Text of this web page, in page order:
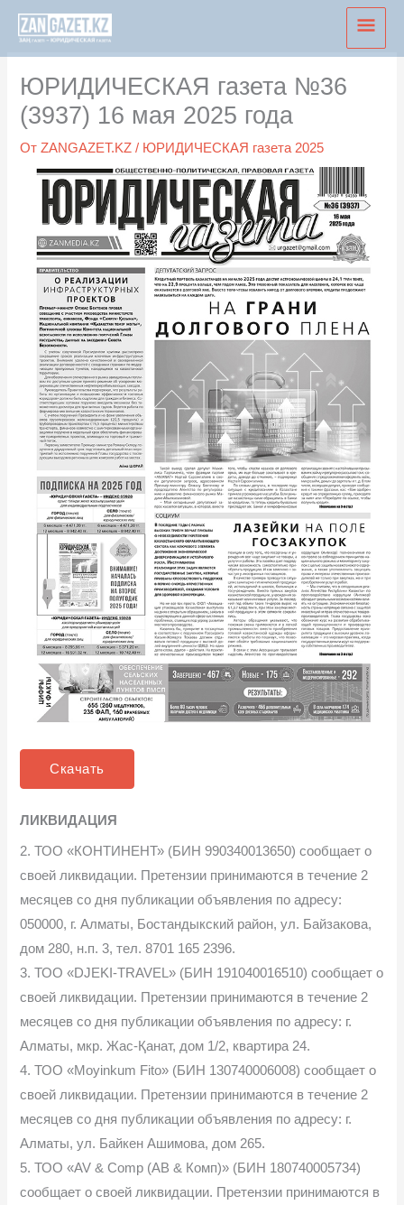
Перейти
содержимому
ЮРИДИЧЕСКАЯ газета №36
(3937) 16 мая 2025 года
ОтZANGAZET.KZ/ ЮРИДИЧЕСКАЯ газета 2025
Скачать
ЛИКВИДАЦИЯ
2. ТОО «КОНТИНЕНТ» (БИН 990340013650) сообщает о
своей ликвидации. Претензии принимаются в течение 2
месяцев со дня публикации объявления по адресу:
050000, г. Алматы, Бостандыкский район, ул. Байзакова,
дом 280, н.п. 3, тел. 8701 165 2396.
3. ТОО «DJEKI-TRAVEL» (БИН 191040016510) сообщает о
своей ликвидации. Претензии принимаются в течение 2
месяцев со дня публикации объявления по адресу: г.
Алматы, мкр. Жас-Қанат, дом 1/2, квартира 24.
4. ТОО «Moyinkum Fito» (БИН 130740006008) сообщает о
своей ликвидации. Претензии принимаются в течение 2
месяцев со дня публикации объявления по адресу: г.
Алматы, ул. Байкен Ашимова, дом 265.
5. ТОО «AV & Comp (АВ & Комп)» (БИН 180740005734)
сообщает о своей ликвидации. Претензии принимаются в